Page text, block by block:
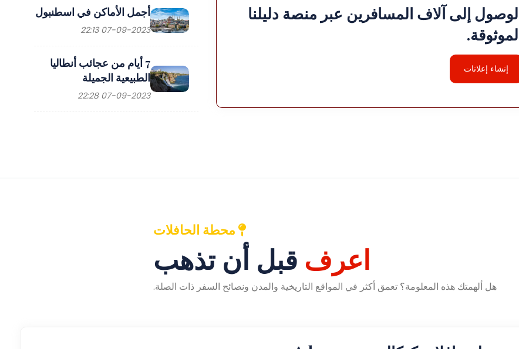
إلى آلاف المسافرين عبر منصة دليلنا
إنشاء إعلانات
أجمل الأماكن في اسطنبول
07-09-2023 22:13
7 أيام من عجائب أنطاليا
الطبيعية الجميلة
07-09-2023 22:28
محطة الحافلات
اعرف قبل أن تذهب
هل ألهمتك هذه المعلومة؟ تعمق أكثر في المواقع التاريخية والمدن ونصائح السفر ذات الصلة.